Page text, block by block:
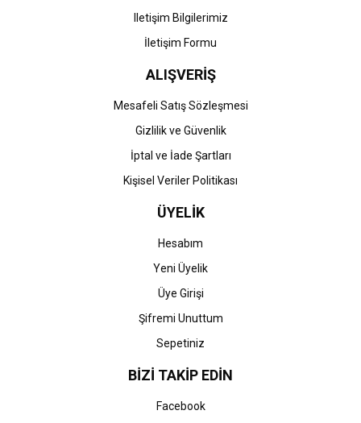
Iletişim Bilgilerimiz
İletişim Formu
ALIŞVERİŞ
Mesafeli Satış Sözleşmesi
Gizlilik ve Güvenlik
İptal ve İade Şartları
Kişisel Veriler Politikası
ÜYELİK
Hesabım
Yeni Üyelik
Üye Girişi
Şifremi Unuttum
Sepetiniz
BİZİ TAKİP EDİN
Facebook